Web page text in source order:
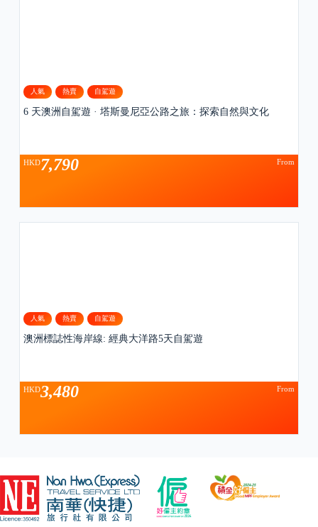
人氣 熱賣 自駕遊
6 天澳洲自駕遊 · 塔斯曼尼亞公路之旅：探索自然與文化
From
HKD7,790
人氣 熱賣 自駕遊
澳洲標誌性海岸線: 經典大洋路5天自駕遊
From
HKD3,480